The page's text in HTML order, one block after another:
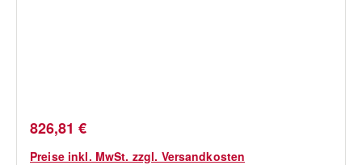
Regulärer Preis:
826,81 €
Preise inkl. MwSt. zzgl. Versandkosten